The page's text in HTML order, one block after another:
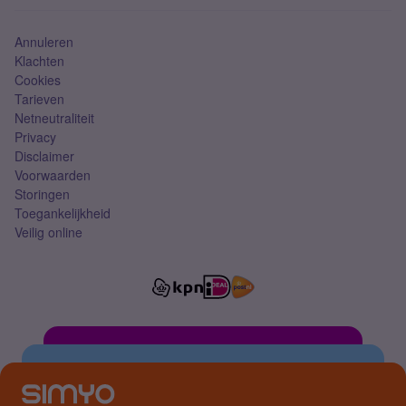
Annuleren
Klachten
Cookies
Tarieven
Netneutraliteit
Privacy
Disclaimer
Voorwaarden
Storingen
Toegankelijkheid
Veilig online